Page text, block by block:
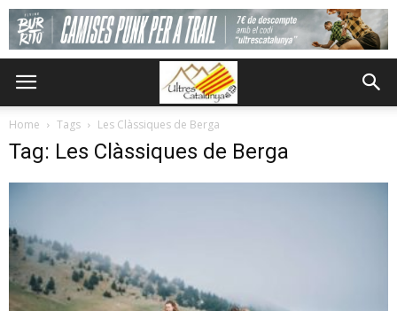
Home Tags Les Clàssiques de Berga
Tag: Les Clàssiques de Berga